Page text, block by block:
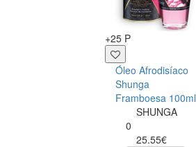
+25 P
Óleo Afrodisíaco
Shunga
Framboesa 100ml
SHUNGA
0
25.55€